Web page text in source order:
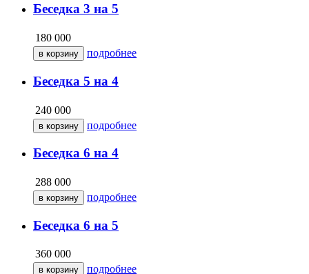
Беседка 3 на 5
180 000
подробнее
Беседка 5 на 4
240 000
подробнее
Беседка 6 на 4
288 000
подробнее
Беседка 6 на 5
360 000
подробнее